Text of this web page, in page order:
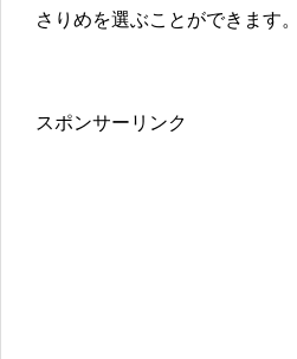
さりめを選ぶことができます。
スポンサーリンク